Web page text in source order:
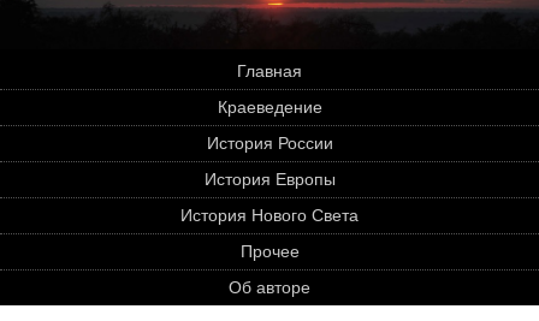
Главная
Краеведение
История России
История Европы
История Нового Света
Прочее
Об авторе